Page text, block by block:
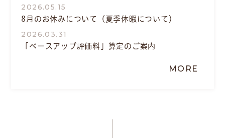
になりました。
2026.05.15
8月のお休みについて（夏季休暇について）
2026.03.31
「ベースアップ評価料」算定のご案内
MORE